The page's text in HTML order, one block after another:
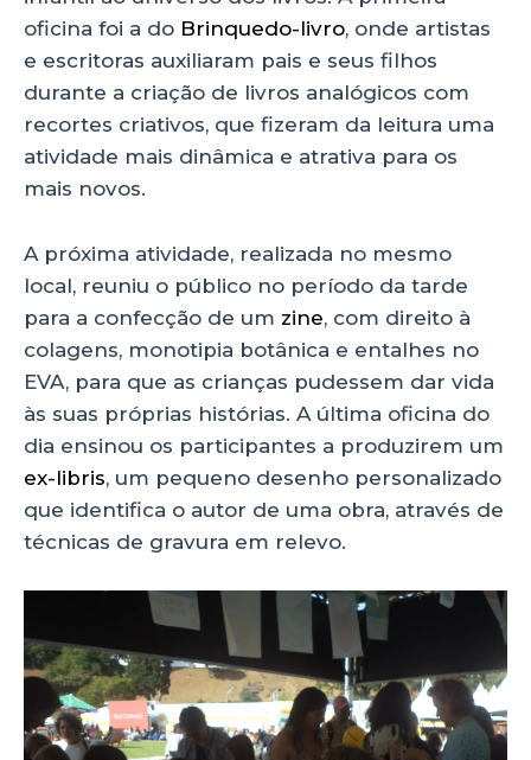
oficina foi a do Brinquedo-livro, onde artistas
e escritoras auxiliaram pais e seus filhos
durante a criação de livros analógicos com
recortes criativos, que fizeram da leitura uma
atividade mais dinâmica e atrativa para os
mais novos.
A próxima atividade, realizada no mesmo
local, reuniu o público no período da tarde
para a confecção de um zine, com direito à
colagens, monotipia botânica e entalhes no
EVA, para que as crianças pudessem dar vida
às suas próprias histórias. A última oficina do
dia ensinou os participantes a produzirem um
ex-libris, um pequeno desenho personalizado
que identifica o autor de uma obra, através de
técnicas de gravura em relevo.